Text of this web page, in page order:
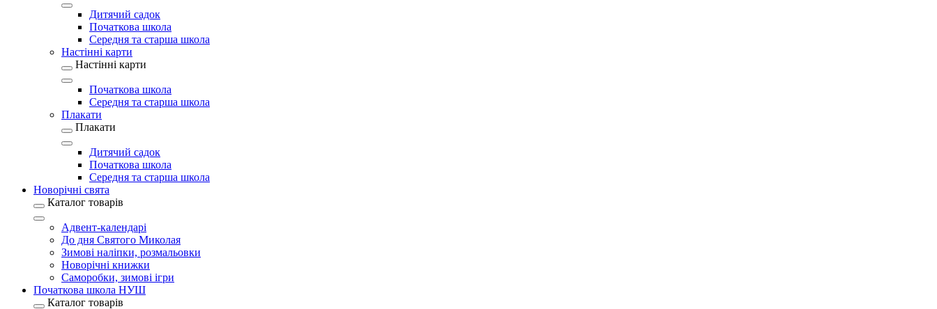
Дитячий садок
Початкова школа
Середня та старша школа
Настінні карти
Настінні карти
Початкова школа
Середня та старша школа
Плакати
Плакати
Дитячий садок
Початкова школа
Середня та старша школа
Новорічні свята
Каталог товарів
Адвент-календарі
До дня Святого Миколая
Зимові наліпки, розмальовки
Новорічні книжки
Саморобки, зимові ігри
Початкова школа НУШ
Каталог товарів